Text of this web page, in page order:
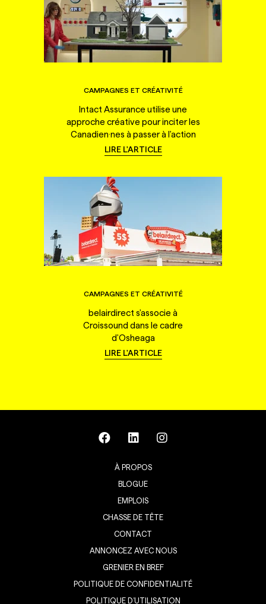
CAMPAGNES ET CRÉATIVITÉ
Intact Assurance utilise une
approche créative pour inciter les
Canadien·nes à passer à l'action
LIRE L'ARTICLE
CAMPAGNES ET CRÉATIVITÉ
belairdirect s'associe à
Croissound dans le cadre
d'Osheaga
LIRE L'ARTICLE
À PROPOS
BLOGUE
EMPLOIS
CHASSE DE TÊTE
CONTACT
ANNONCEZ AVEC NOUS
GRENIER EN BREF
POLITIQUE DE CONFIDENTIALITÉ
POLITIQUE D’UTILISATION